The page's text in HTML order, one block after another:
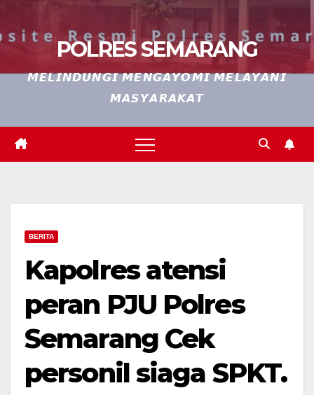
POLRES SEMARANG
𝙈𝙀𝙇𝙄𝙉𝘿𝙐𝙉𝙂𝙄 𝙈𝙀𝙉𝙂𝘼𝙔𝙊𝙈𝙄 𝙈𝙀𝙇𝘼𝙔𝘼𝙉𝙄
𝙈𝘼𝙎𝙔𝘼𝙍𝘼𝙆𝘼𝙏
BERITA
Kapolres atensi
peran PJU Polres
Semarang Cek
personil siaga SPKT.